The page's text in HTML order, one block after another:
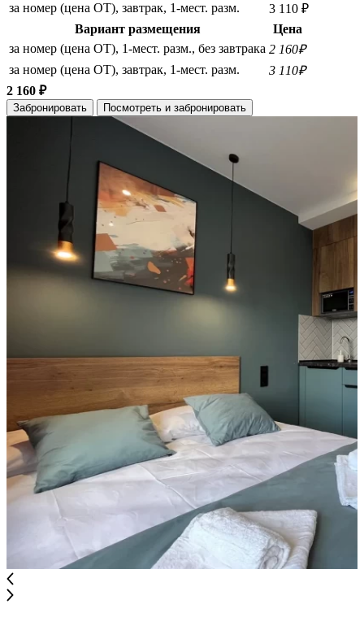
за номер (цена ОТ), завтрак, 1-мест. разм.
3 110 ₽
Вариант размещения
Цена
за номер (цена ОТ), 1-мест. разм., без завтрака 2 160₽
за номер (цена ОТ), завтрак, 1-мест. разм.
3 110₽
2 160 ₽
Забронировать Посмотреть и забронировать